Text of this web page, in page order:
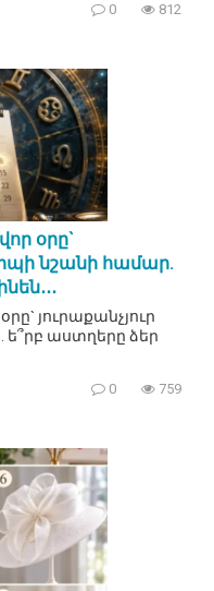
0 812
օրը`
նշանի համար.
յուրաքանչյուր
աստղերը ձեր
0 759